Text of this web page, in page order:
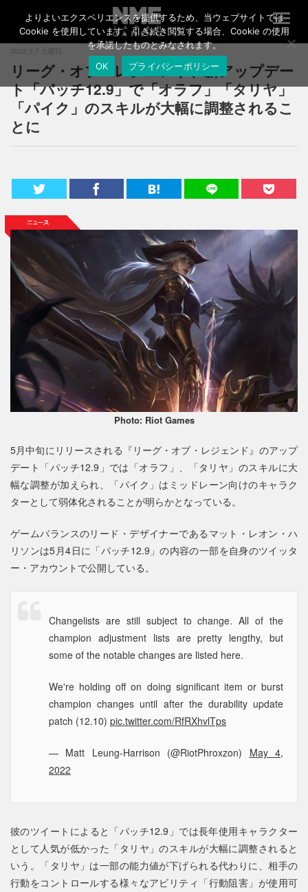
T
o
g
l
n
a
g
o
2022.5.7 土曜日
リーグ・オブ・レジェンド、新アップデー
ト「パッチ12.9」で「オラフ」「タリヤ」
「パイク」のスキルが大幅に調整されるこ
とに
Photo: Riot Games
5月中旬にリリースされる『リーグ・オブ・レジェンド』のアップ
デート「パッチ12.9」では「オラフ」、「タリヤ」のスキルに大
幅な調整が加えられ、「パイク」はミッドレーン向けのキャラク
ターとして弱体化されることが明らかとなっている。
ゲームバランスのリード・デザイナーであるマット・レオン・ハ
リソンは5月4日に「パッチ12.9」の内容の一部を自身のツイッタ
ー・アカウントで公開している。
Changelists are still subject to change. All of the
champion adjustment lists are pretty lengthy, but
some of the notable changes are listed here.
We're holding off on doing significant item or burst
champion changes until after the durability update
patch (12.10) pic.twitter.com/RfRXhvlTps
— Matt Leung-Harrison (@RiotPhroxzon) May 4,
2022
彼のツイートによると「パッチ12.9」では長年使用キャラクター
として人気が低かった「タリヤ」のスキルが大幅に調整されると
いう。「タリヤ」は一部の能力値が下げられる代わりに、相手の
行動をコントロールする様々なアビリティ「行動阻害」が使用可
よりよいエクスペリエンスを提供するため、当ウェブサイトでは
Cookie を使用しています。引き続き閲覧する場合、Cookie の使用
を承諾したものとみなされます。
OK
プライバシーポリシー